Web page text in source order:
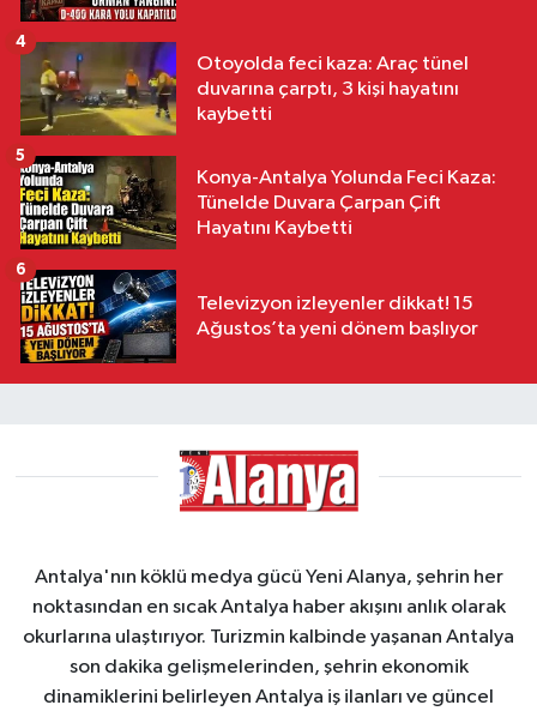
Otoyolda feci kaza: Araç tünel
duvarına çarptı, 3 kişi hayatını
kaybetti
4
Konya-Antalya Yolunda Feci Kaza:
Tünelde Duvara Çarpan Çift
Hayatını Kaybetti
5
Televizyon izleyenler dikkat! 15
Ağustos’ta yeni dönem başlıyor
6
Antalya'nın köklü medya gücü Yeni Alanya, şehrin her
noktasından en sıcak Antalya haber akışını anlık olarak
okurlarına ulaştırıyor. Turizmin kalbinde yaşanan Antalya
son dakika gelişmelerinden, şehrin ekonomik
dinamiklerini belirleyen Antalya iş ilanları ve güncel